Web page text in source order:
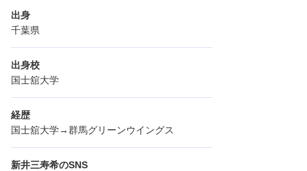
出身
千葉県
出身校
国士舘大学
経歴
国士舘大学→群馬グリーンウイングス
新井三寿希のSNS